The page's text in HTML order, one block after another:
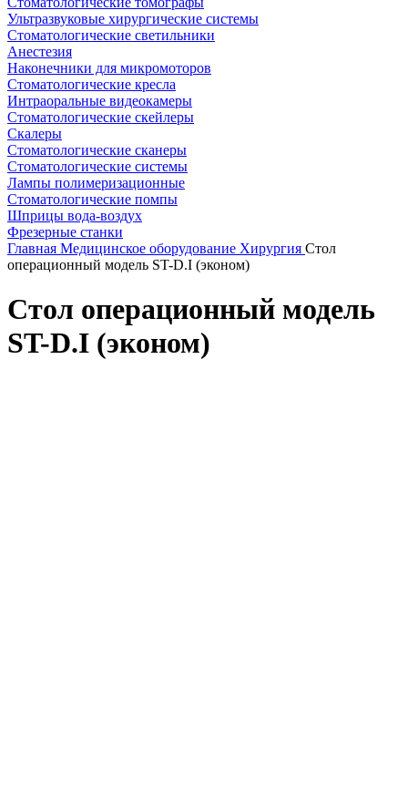
Ультразвуковые хирургические системы
Стоматологические светильники
Анестезия
Наконечники для микромоторов
Стоматологические кресла
Интраоральные видеокамеры
Стоматологические скейлеры
Скалеры
Стоматологические сканеры
Стоматологические системы
Лампы полимеризационные
Стоматологические помпы
Шприцы вода-воздух
Фрезерные станки
Главная Медицинское оборудование Хирургия Стол
операционный модель ST-D.I (эконом)
Стол операционный модель
ST-D.I (эконом)